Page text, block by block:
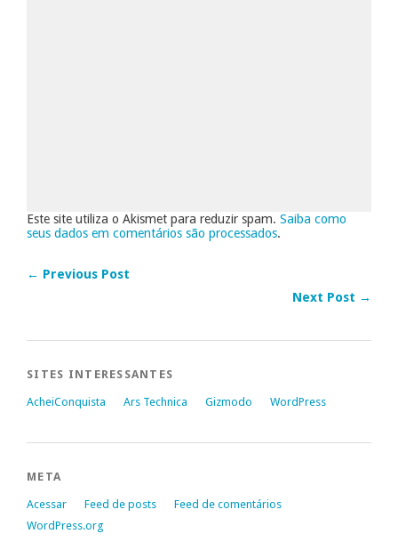
Este site utiliza o Akismet para reduzir spam. Saiba como
seus dados em comentários são processados.
← Previous Post
Next Post →
SITES INTERESSANTES
AcheiConquista Ars Technica Gizmodo WordPress
META
Acessar Feed de posts
Feed de comentários
WordPress.org